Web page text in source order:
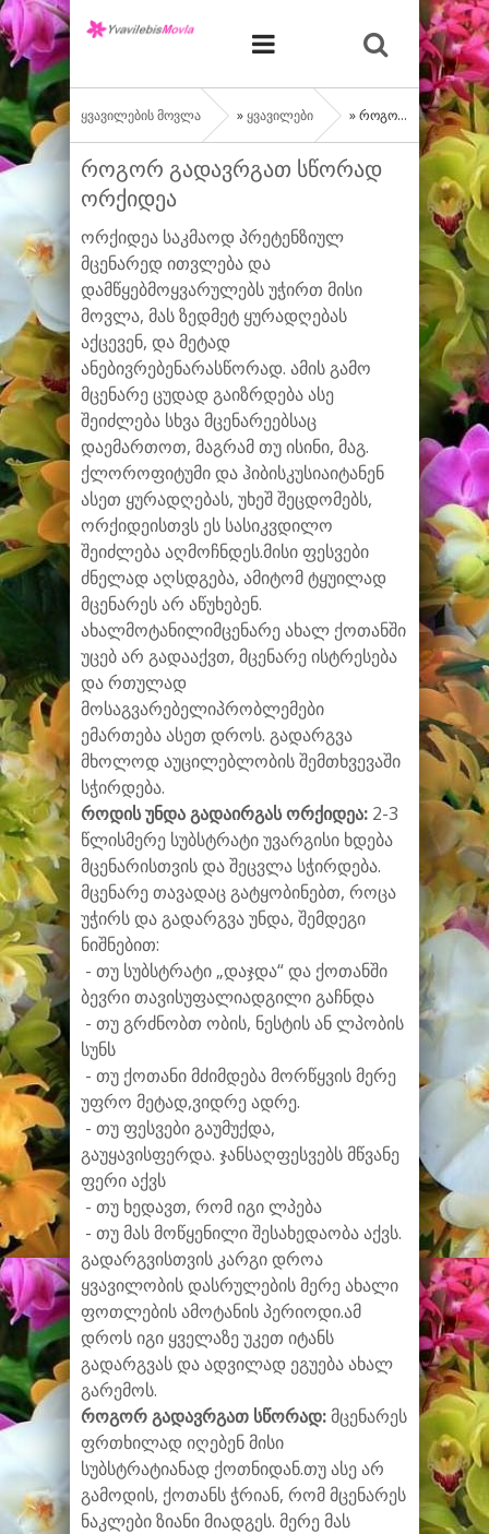
ყვავილების მოვლა »ყვავილები » როგორ გადავრგათ სწორად ორქიდეა
როგორ გადავრგათ სწორად
ორქიდეა
ორქიდეა საკმაოდ პრეტენზიულ
მცენარედ ითვლება და
დამწყებმოყვარულებს უჭირთ მისი
მოვლა, მას ზედმეტ ყურადღებას
აქცევენ, და მეტად
ანებივრებენარასწორად. ამის გამო
მცენარე ცუდად გაიზრდება ასე
შეიძლება სხვა მცენარეებსაც
დაემართოთ, მაგრამ თუ ისინი, მაგ.
ქლოროფიტუმი და ჰიბისკუსიაიტანენ
ასეთ ყურადღებას, უხეშ შეცდომებს,
ორქიდეისთვს ეს სასიკვდილო
შეიძლება აღმოჩნდეს.მისი ფესვები
ძნელად აღსდგება, ამიტომ ტყუილად
მცენარეს არ აწუხებენ.
ახალმოტანილიმცენარე ახალ ქოთანში
უცებ არ გადააქვთ, მცენარე ისტრესება
და რთულად
მოსაგვარებელიპრობლემები
ემართება ასეთ დროს. გადარგვა
მხოლოდ აუცილებლობის შემთხვევაში
სჭირდება.
როდის უნდა გადაირგას ორქიდეა: 2-3
წლისმერე სუბსტრატი უვარგისი ხდება
მცენარისთვის და შეცვლა სჭირდება.
მცენარე თავადაც გატყობინებთ, როცა
უჭირს და გადარგვა უნდა, შემდეგი
ნიშნებით:
- თუ სუბსტრატი „დაჯდა“ და ქოთანში
ბევრი თავისუფალიადგილი გაჩნდა
- თუ გრძნობთ ობის, ნესტის ან ლპობის
სუნს
- თუ ქოთანი მძიმდება მორწყვის მერე
უფრო მეტად,ვიდრე ადრე.
- თუ ფესვები გაუმუქდა,
გაუყავისფერდა. ჯანსაღფესვებს მწვანე
ფერი აქვს
- თუ ხედავთ, რომ იგი ლპება
- თუ მას მოწყენილი შესახედაობა აქვს.
გადარგვისთვის კარგი დროა
ყვავილობის დასრულების მერე ახალი
ფოთლების ამოტანის პერიოდი.ამ
დროს იგი ყველაზე უკეთ იტანს
გადარგვას და ადვილად ეგუება ახალ
გარემოს.
როგორ გადავრგათ სწორად:მცენარეს
ფრთხილად იღებენ მისი
სუბსტრატიანად ქოთნიდან.თუ ასე არ
გამოდის, ქოთანს ჭრიან, რომ მცენარეს
ნაკლები ზიანი მიადგეს. მერე მას